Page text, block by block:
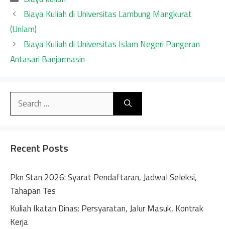
Biaya Kuliah di Universitas Lambung Mangkurat
(Unlam)
Biaya Kuliah di Universitas Islam Negeri Pangeran
Antasari Banjarmasin
Search
Recent Posts
Pkn Stan 2026: Syarat Pendaftaran, Jadwal Seleksi,
Tahapan Tes
Kuliah Ikatan Dinas: Persyaratan, Jalur Masuk, Kontrak
Kerja